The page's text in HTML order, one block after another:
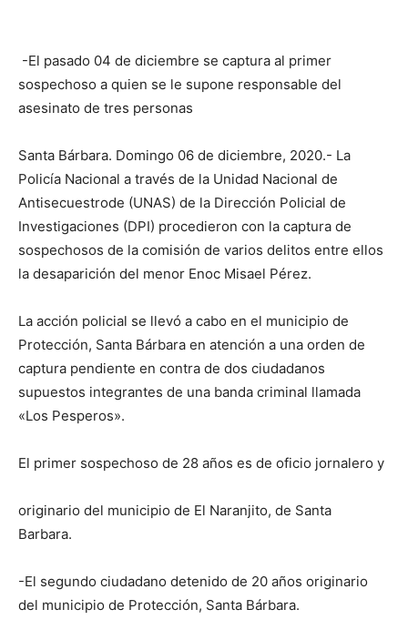
-El pasado 04 de diciembre se captura al primer
sospechoso a quien se le supone responsable del
asesinato de tres personas
Santa Bárbara. Domingo 06 de diciembre, 2020.- La
Policía Nacional a través de la Unidad Nacional de
Antisecuestrode (UNAS) de la Dirección Policial de
Investigaciones (DPI) procedieron con la captura de
sospechosos de la comisión de varios delitos entre ellos
la desaparición del menor Enoc Misael Pérez.
La acción policial se llevó a cabo en el municipio de
Protección, Santa Bárbara en atención a una orden de
captura pendiente en contra de dos ciudadanos
supuestos integrantes de una banda criminal llamada
«Los Pesperos».
El primer sospechoso de 28 años es de oficio jornalero y
originario del municipio de El Naranjito, de Santa
Barbara.
-El segundo ciudadano detenido de 20 años originario
del municipio de Protección, Santa Bárbara.